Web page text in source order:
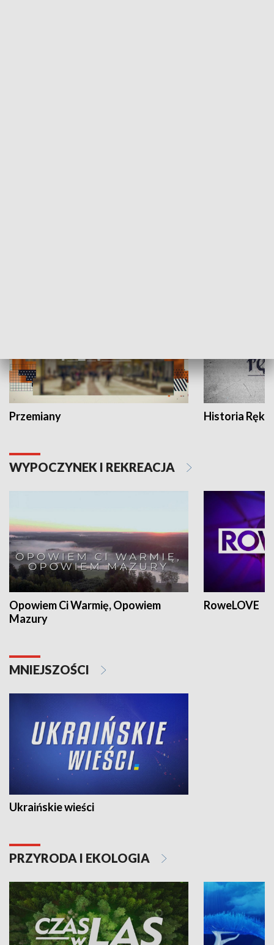
Przemiany Historia Ręką
WYPOCZYNEK I REKREACJA
Opowiem Ci Warmię, Opowiem
Mazury
RoweLOVE
MNIEJSZOŚCI
Ukraińskie wieści
PRZYRODA I EKOLOGIA